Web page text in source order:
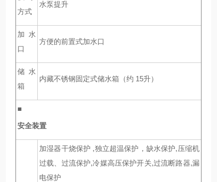
方式
水泵提升
加水
口
方便的前置式加水口
储水
箱
内藏不锈钢固定式储水箱（约 15升）
■
安全装置
加湿器干烧保护 ,独立超温保护，缺水保护,压缩机
过载、过流保护,冷媒高压保护开关,过流断路器,漏
电保护